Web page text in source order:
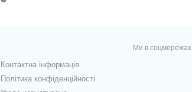
Контактна інформація
Політика конфіденційності
Ми в соцмережах